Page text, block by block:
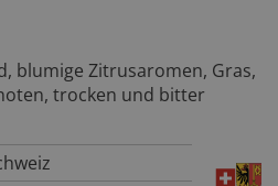
blumige Zitrusaromen, Gras,
trocken und bitter